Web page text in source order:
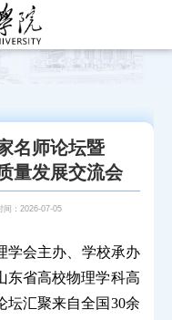
名师论坛暨
量发展交流会
间：2026-07-05
学会主办、学校承办
省高校物理学科高
坛汇聚来自全国30余